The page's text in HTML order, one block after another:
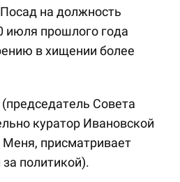
на должность
июля прошлого года
в хищении более
Совета
куратор Ивановской
присматривает
политикой).